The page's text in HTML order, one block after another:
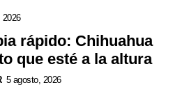
2026
rápido: Chihuahua
que esté a la altura
5 agosto, 2026